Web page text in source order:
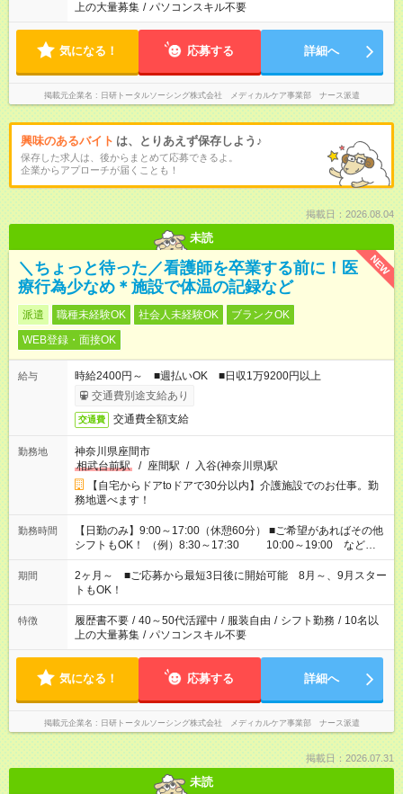
上の大量募集 / パソコンスキル不要
気になる！ 応募する 詳細へ
掲載元企業名 日研トータルソーシング株式会社 メディカルケア事業部 ナース派遣
興味のあるバイト は、とりあえず保存しよう♪
保存した求人は、後からまとめて応募できるよ。
企業からアプローチが届くことも！
掲載日：2026.08.04
未読
NEW
＼ちょっと待った／看護師を卒業する前に！医
療行為少なめ＊施設で体温の記録など
派遣 職種未経験OK 社会人未経験OK
ブランクOK
WEB登録・面接OK
給与
時給2400円～ ■週払いOK ■日収1万9200円以上
交通費別途支給あり
交通費 交通費全額支給
勤務地
神奈川県座間市
相武台前駅
/ 座間駅 / 入谷(神奈川県)駅
【自宅からドアtoドアで30分以内】介護施設でのお仕事。勤
務地選べます！
勤務時間
【日勤のみ】9:00～17:00（休憩60分） ■ご希望があればその他
シフトもOK！ （例）8:30～17:30 10:00～19:00 など
「家族とお休みを合わせたい」 「できれば残業はしたくない」
など、あなたのご希望に沿ったお仕事をご紹介します！ ※Wワ
ーク希望の方へ 今ご覧のお仕事で希望する勤務時間と、もう1つ
のお仕事の勤務時間。 合計で週40時間を超える場合は応募でき
ません
期間
2ヶ月～ ■ご応募から最短3日後に開始可能 8月～、9月スター
トもOK！
特徴 履歴書不要 / 40～50代活躍中 / 服装自由 / シフト勤務 / 10名以
上の大量募集 / パソコンスキル不要
気になる！ 応募する 詳細へ
掲載元企業名 日研トータルソーシング株式会社 メディカルケア事業部 ナース派遣
掲載日：2026.07.31
未読